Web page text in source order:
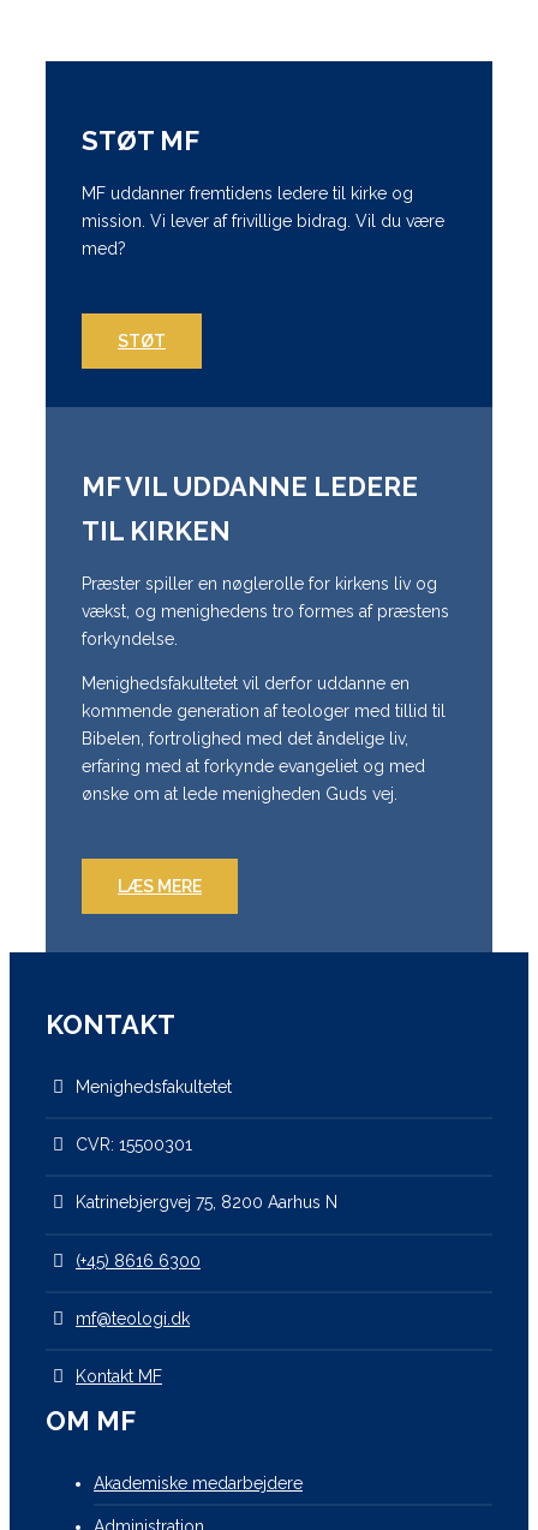
STØT MF
MF uddanner fremtidens ledere til kirke og
mission. Vi lever af frivillige bidrag. Vil du være
med?
STØT
MF VIL UDDANNE LEDERE
TIL KIRKEN
Præster spiller en nøglerolle for kirkens liv og
vækst, og menighedens tro formes af præstens
forkyndelse.
Menighedsfakultetet vil derfor uddanne en
kommende generation af teologer med tillid til
Bibelen, fortrolighed med det åndelige liv,
erfaring med at forkynde evangeliet og med
ønske om at lede menigheden Guds vej.
LÆS MERE
KONTAKT
Menighedsfakultetet
CVR: 15500301
Katrinebjergvej 75, 8200 Aarhus N
(+45) 8616 6300
mf@teologi.dk
Kontakt MF
OM MF
Akademiske medarbejdere
Administration